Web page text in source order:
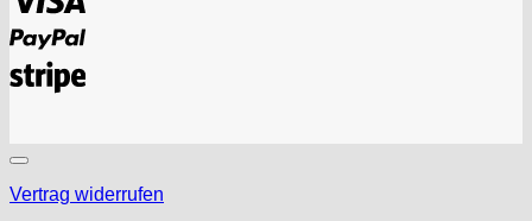
PayPal
Stripe
Vertrag widerrufen